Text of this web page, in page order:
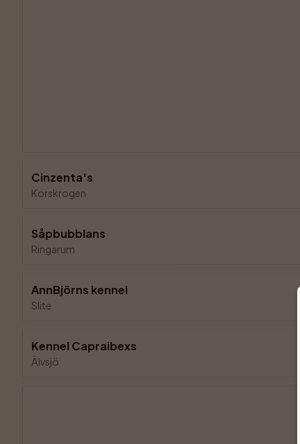
Cinzenta's
Korskrogen
Såpbubblans
Ringarum
AnnBjörns kennel
Slite
Kennel Capraibexs
Älvsjö